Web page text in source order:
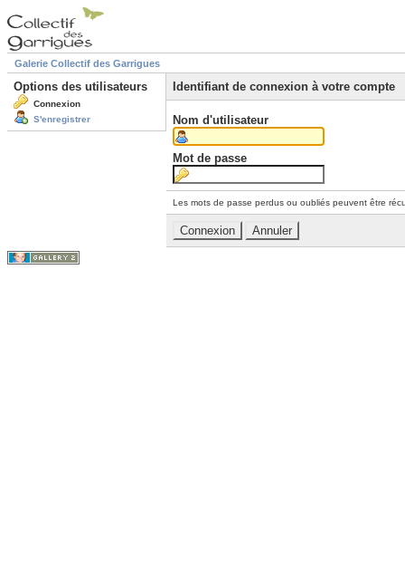
Galerie Collectif des Garrigues
Options des utilisateurs
Connexion
S'enregistrer
Identifiant de connexion à votre compte
Nom d'utilisateur
Mot de passe
Les mots de passe perdus ou oubliés peuvent être